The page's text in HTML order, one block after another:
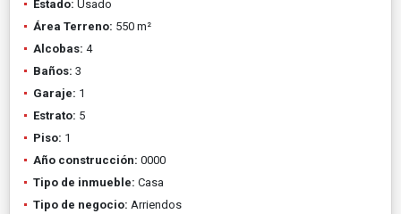
Estado: Usado
Área Terreno: 550 m²
Alcobas: 4
Baños: 3
Garaje: 1
Estrato: 5
Piso: 1
Año construcción: 0000
Tipo de inmueble: Casa
Tipo de negocio: Arriendos